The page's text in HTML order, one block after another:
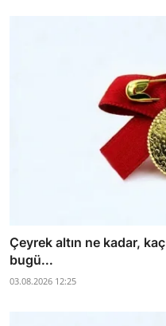
Çeyrek altın ne kadar,
bugü...
03.08.2026 12:25